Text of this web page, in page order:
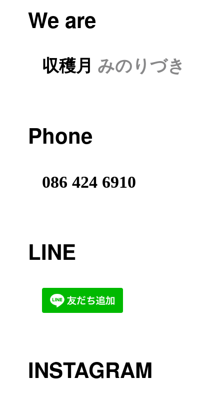
We are
収穫月 みのりづき
Phone
086 424 6910
LINE
INSTAGRAM